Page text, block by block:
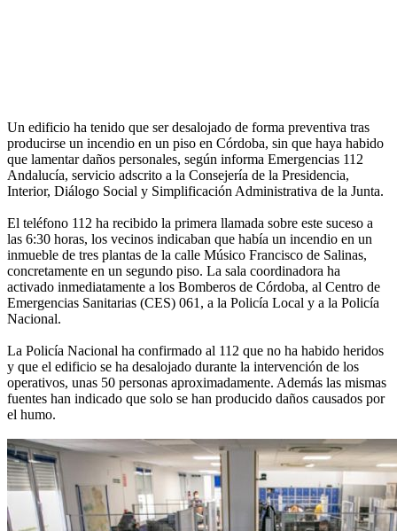
Un edificio ha tenido que ser desalojado de forma preventiva tras
producirse un incendio en un piso en Córdoba, sin que haya habido
que lamentar daños personales, según informa Emergencias 112
Andalucía, servicio adscrito a la Consejería de la Presidencia,
Interior, Diálogo Social y Simplificación Administrativa de la Junta.
El teléfono 112 ha recibido la primera llamada sobre este suceso a
las 6:30 horas, los vecinos indicaban que había un incendio en un
inmueble de tres plantas de la calle Músico Francisco de Salinas,
concretamente en un segundo piso. La sala coordinadora ha
activado inmediatamente a los Bomberos de Córdoba, al Centro de
Emergencias Sanitarias (CES) 061, a la Policía Local y a la Policía
Nacional.
La Policía Nacional ha confirmado al 112 que no ha habido heridos
y que el edificio se ha desalojado durante la intervención de los
operativos, unas 50 personas aproximadamente. Además las mismas
fuentes han indicado que solo se han producido daños causados por
el humo.